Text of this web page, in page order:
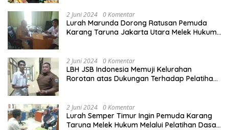
2 Juni 2024 0 Komentar
Lurah Marunda Dorong Ratusan Pemuda
Karang Taruna Jakarta Utara Melek Hukum
2 Juni 2024 0 Komentar
LBH JSB Indonesia Memuji Kelurahan
Rorotan atas Dukungan Terhadap Pelatihan
2 Juni 2024 0 Komentar
Lurah Semper Timur Ingin Pemuda Karang
Taruna Melek Hukum Melalui Pelatihan Dasar